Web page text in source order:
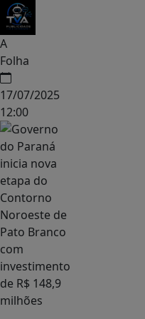
A
Folha
17/07/2025
12:00